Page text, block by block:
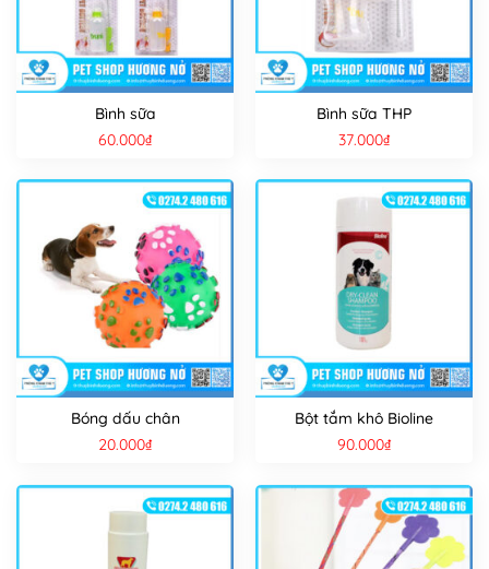
Bình sữa
60.000₫
Bình sữa THP
37.000₫
Bóng dấu chân
20.000₫
Bột tắm khô Bioline
90.000₫